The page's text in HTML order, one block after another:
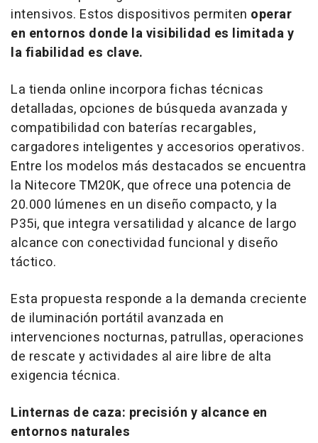
intensivos. Estos dispositivos permiten operar
en entornos donde la visibilidad es limitada y
la fiabilidad es clave.
La tienda online incorpora fichas técnicas
detalladas, opciones de búsqueda avanzada y
compatibilidad con baterías recargables,
cargadores inteligentes y accesorios operativos.
Entre los modelos más destacados se encuentra
la Nitecore TM20K, que ofrece una potencia de
20.000 lúmenes en un diseño compacto, y la
P35i, que integra versatilidad y alcance de largo
alcance con conectividad funcional y diseño
táctico.
Esta propuesta responde a la demanda creciente
de iluminación portátil avanzada en
intervenciones nocturnas, patrullas, operaciones
de rescate y actividades al aire libre de alta
exigencia técnica.
Linternas de caza: precisión y alcance en
entornos naturales